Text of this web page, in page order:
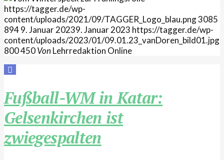
https://tagger.de/wp-
content/uploads/2021/09/TAGGER_Logo_blau.png3085
8949. Januar 20239. Januar 2023 https://tagger.de/wp-
content/uploads/2023/01/09.01.23_vanDoren_bild01.jpg
800450VonLehrredaktion Online
Fußball-WM in Katar:
Gelsenkirchen ist
zwiegespalten